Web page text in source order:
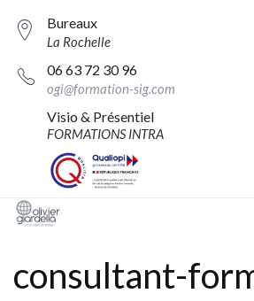
Bureaux
La Rochelle
06 63 72 30 96
ogi@formation-sig.com
Visio & Présentiel
FORMATIONS INTRA
consultant-